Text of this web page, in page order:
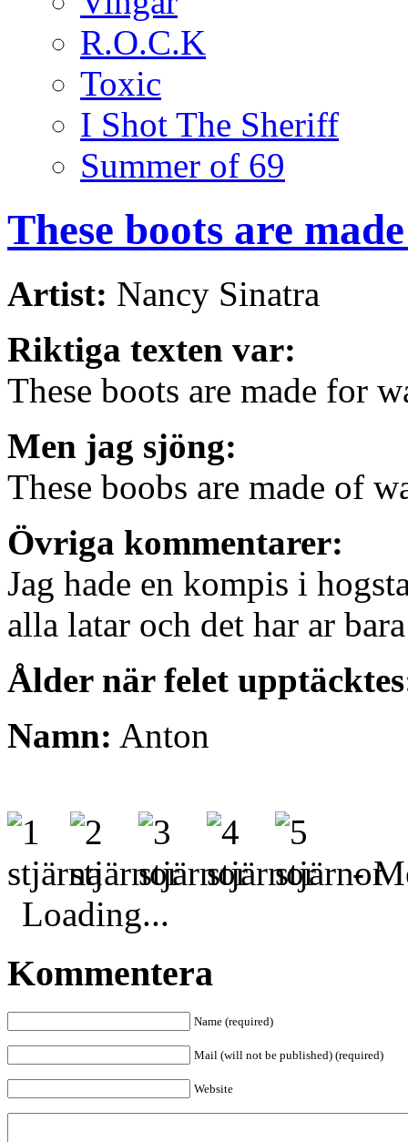
R.O.C.K
Toxic
I Shot The Sheriff
Summer of 69
These boots are
Artist: Nancy Sinatra
Riktiga texten var:
These boots are made for
Men jag sjöng:
These boobs are made of
Övriga kommentarer:
Jag hade en kompis i
alla latar och det har ar
Ålder när felet
Namn: Anton
-
Loading...
Kommentera
Name (required)
Mail (will not be published) (required)
Website